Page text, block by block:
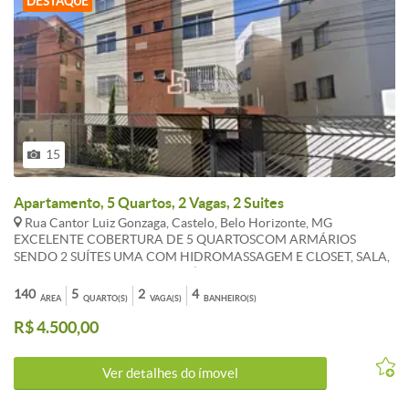
15
Apartamento, 5 Quartos, 2 Vagas, 2 Suites
Rua Cantor Luiz Gonzaga, Castelo, Belo Horizonte, MG
EXCELENTE COBERTURA DE 5 QUARTOSCOM ARMÁRIOS
SENDO 2 SUÍTES UMA COM HIDROMASSAGEM E CLOSET, SALA,
SOCIAL COM BOX E ARMÁRIO, LAVABO, ÁREA DE SERVIÇO,.
TERRAÇO COM ÁREA DE CHURRASQUEIRA COBERTA, 02
VAGAS COBERTAS. *OS VALORES ANUNCIADOS DE
ALTERACÕES.WHATSAPP 31 983 867 630
ÁREA
140 QUARTO(S)
5 VAGA(S)
2 BANHEIRO(S)
4
R$ 4.500,00
Ver detalhes do ímovel